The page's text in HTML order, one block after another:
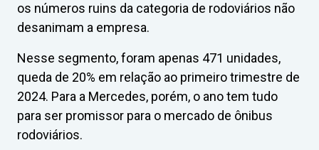
os números ruins da categoria de rodoviários não
desanimam a empresa.
Nesse segmento, foram apenas 471 unidades,
queda de 20% em relação ao primeiro trimestre de
2024. Para a Mercedes, porém, o ano tem tudo
para ser promissor para o mercado de ônibus
rodoviários.